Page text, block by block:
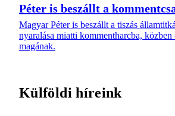
Péter is beszállt a
Magyar Péter is beszállt a tiszás
nyaralása miatti kommentharcba,
magának.
Külföldi híreink